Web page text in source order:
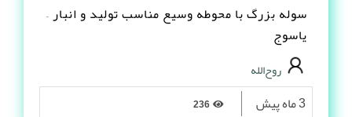
سوله بزرگ با محوطه وسیع مناسب تولید و انبار –
یاسوج
روح‌الله
3 ماه پیش